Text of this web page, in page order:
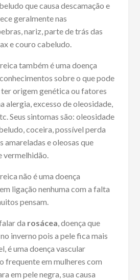
que causa descamação e
geralmente nas
nariz, parte de trás das
e couro cabeludo.
também é uma doença
sobre o que pode
origem genética ou fatores
alergia, excesso de oleosidade,
Seus sintomas são: oleosidade
coceira, possível perda
amareladas e oleosas que
vermelhidão.
não é uma doença
ligação nenhuma com a falta
pensam.
da rosácea, doença que
inverno pois a pele fica mais
é uma doença vascular
frequente em mulheres com
em pele negra, sua causa